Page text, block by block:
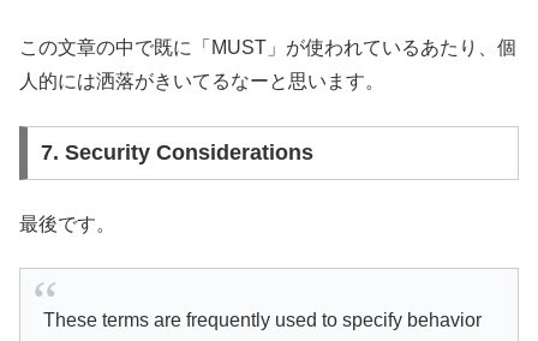
この文章の中で既に「MUST」が使われているあたり、個
人的には洒落がきいてるなーと思います。
7. Security Considerations
最後です。
These terms are frequently used to specify behavior